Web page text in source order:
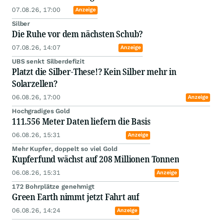
07.08.26, 17:00 Anzeige
Silber
Die Ruhe vor dem nächsten Schub?
07.08.26, 14:07 Anzeige
UBS senkt Silberdefizit
Platzt die Silber-These!? Kein Silber mehr in
Solarzellen?
06.08.26, 17:00 Anzeige
Hochgradiges Gold
111.556 Meter Daten liefern die Basis
06.08.26, 15:31 Anzeige
Mehr Kupfer, doppelt so viel Gold
Kupferfund wächst auf 208 Millionen Tonnen
06.08.26, 15:31 Anzeige
172 Bohrplätze genehmigt
Green Earth nimmt jetzt Fahrt auf
06.08.26, 14:24 Anzeige